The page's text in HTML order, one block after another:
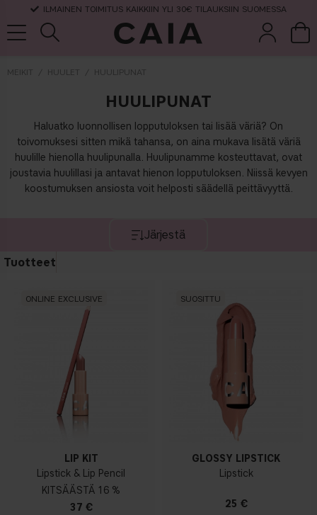
ILMAINEN TOIMITUS KAIKKIIN YLI 30€ TILAUKSIIN SUOMESSA
MEIKIT HUULET HUULIPUNAT
HUULIPUNAT
Haluatko luonnollisen lopputuloksen tai lisää väriä? On
toivomuksesi sitten mikä tahansa, on aina mukava lisätä väriä
huulille hienolla huulipunalla. Huulipunamme kosteuttavat, ovat
joustavia huulillasi ja antavat hienon lopputuloksen. Niissä kevyen
koostumuksen ansiosta voit helposti säädellä peittävyyttä.
Järjestä
Tuotteet
ONLINE EXCLUSIVE
LIP KIT
Lipstick & Lip Pencil
KIT
16 %
37 €
SUOSITTU
GLOSSY LIPSTICK
Lipstick
25 €
setit
kuivashampo